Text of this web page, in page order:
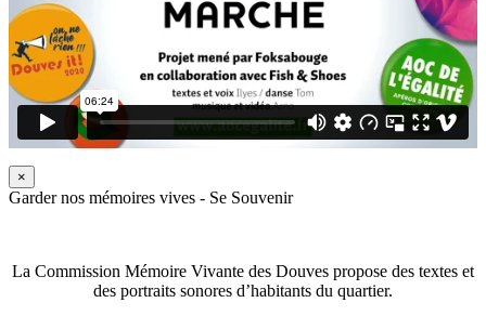
×
Garder nos mémoires vives - Se Souvenir
La Commission Mémoire Vivante des Douves propose des textes et
des portraits sonores d’habitants du quartier.